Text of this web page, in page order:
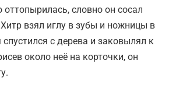
оттопырилась, словно он сосал
взял иглу в зубы и ножницы в
с дерева и заковылял к
около неё на корточки, он